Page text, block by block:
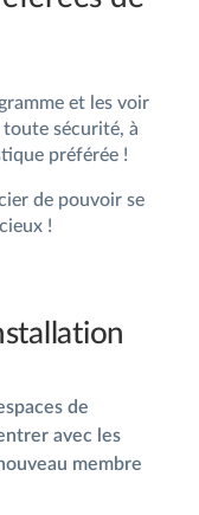
et les voir
toute sécurité, à
préférée !
de pouvoir se
!
de
avec les
membre